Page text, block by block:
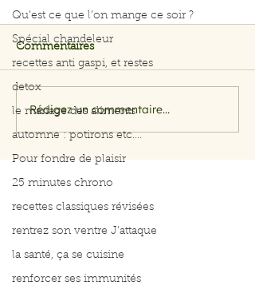
Qu’est ce que l’on mange ce soir ?
Spécial chandeleur
recettes anti gaspi, et restes
detox
le mariage des aliments
automne : potirons etc....
Pour fondre de plaisir
25 minutes chrono
recettes classiques révisées
rentrez son ventre J'attaque
la santé, ça se cuisine
renforcer ses immunités
Commentaires
Rédigez un commentaire...